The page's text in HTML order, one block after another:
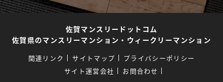
佐賀マンスリードットコム
佐賀県のマンスリーマンション・ウィークリーマンション
関連リンク サイトマップ
プライバシーポリシー
サイト運営会社
お問合わせ